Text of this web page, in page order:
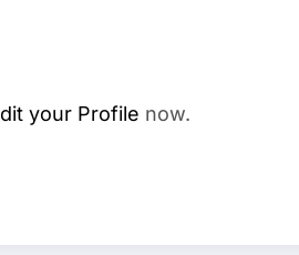
your Profile now.